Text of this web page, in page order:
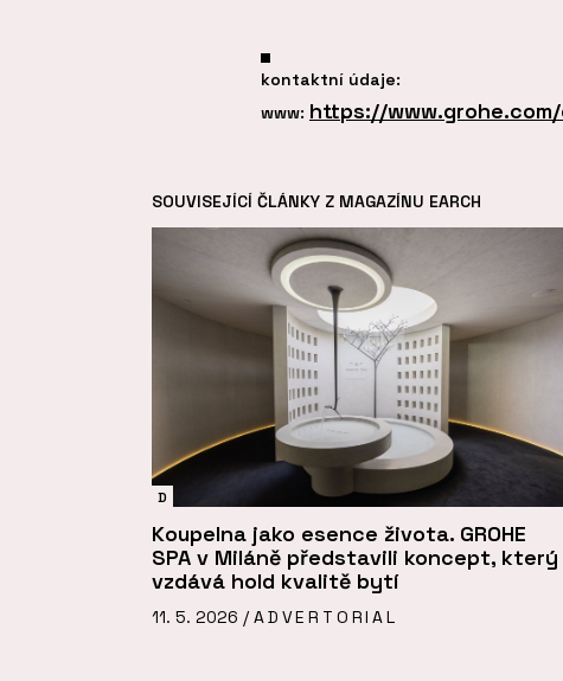
kontaktní údaje:
www: https://www.grohe.com/
SOUVISEJÍCÍ ČLÁNKY Z MAGAZÍNU EARCH
D
Koupelna jako esence života. GROHE
SPA v Miláně představili koncept, který
vzdává hold kvalitě bytí
11. 5. 2026 / ADVERTORIAL